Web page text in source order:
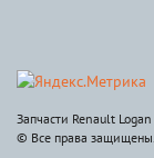
Запчасти Renault
© Все права